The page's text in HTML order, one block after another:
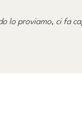
lo proviamo, ci fa